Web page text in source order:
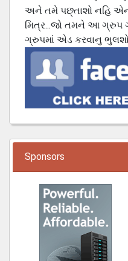
અને તમે પછ્તાશો નહિ
મિત્ર...જો તમને આ ગ્રુપ
ગ્રુપમાં એડ કરવાનુ ભુલશો
Sponsors